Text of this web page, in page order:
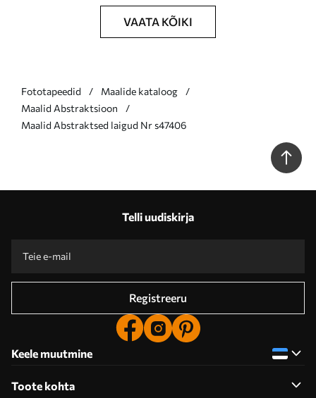
VAATA KÕIKI
Fototapeedid
Maalide kataloog
Maalid Abstraktsioon
Maalid Abstraktsed laigud Nr s47406
Telli uudiskirja
Registreeru
Keele muutmine
Toote kohta